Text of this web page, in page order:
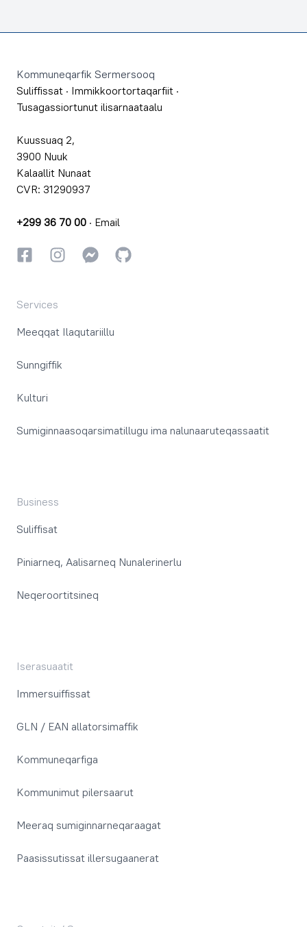
Kommuneqarfik Sermersooq
Suliffissat · Immikkoortortaqarfiit ·
Tusagassiortunut ilisarnaataalu
Kuussuaq 2,
3900 Nuuk
Kalaallit Nunaat
CVR: 31290937
+299 36 70 00 · Email
FacebookkiInstagrammiInstagrammi
GitHub
Services
Meeqqat Ilaqutariillu
Sunngiffik
Kulturi
Sumiginnaasoqarsimatillugu ima nalunaaruteqassaatit
Business
Suliffisat
Piniarneq, Aalisarneq Nunalerinerlu
Neqeroortitsineq
Iserasuaatit
Immersuiffissat
GLN / EAN allatorsimaffik
Kommuneqarfiga
Kommunimut pilersaarut
Meeraq sumiginnarneqaraagat
Paasissutissat illersugaanerat